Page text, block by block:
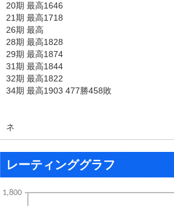
20期 最高1646
21期 最高1718
26期 最高
28期 最高1828
29期 最高1874
31期 最高1844
32期 最高1822
34期 最高1903 477勝458敗
ネ
レーティンググラフ